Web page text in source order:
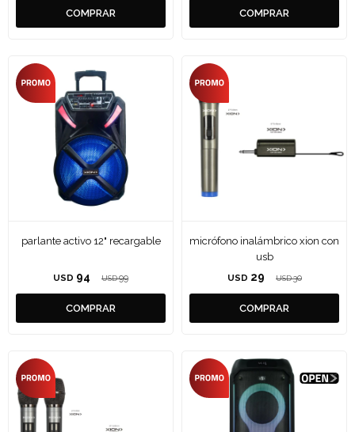
parlante activo 12" recargable
USD 94 USD 99
micrófono inalámbrico xion con
usb
USD 29 USD 30